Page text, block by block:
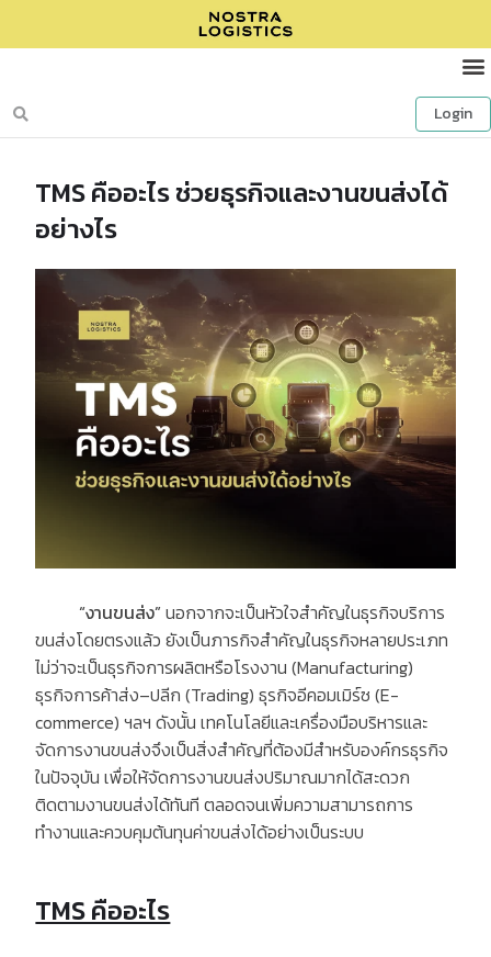
Login
TMS คืออะไร ช่วยธุรกิจและงานขนส่งได้
อย่างไร
“งานขนส่ง”นอกจากจะเป็นหัวใจสำคัญในธุรกิจบริการ
ขนส่งโดยตรงแล้ว ยังเป็นภารกิจสำคัญในธุรกิจหลายประเภท
ไม่ว่าจะเป็นธุรกิจการผลิตหรือโรงงาน (Manufacturing)
ธุรกิจการค้าส่ง–ปลีก (Trading)ธุรกิจอีคอมเมิร์ซ (E-
commerce)ฯลฯ ดังนั้น เทคโนโลยีและเครื่องมือบริหารและ
จัดการงานขนส่งจึงเป็นสิ่งสำคัญที่ต้องมีสำหรับองค์กรธุรกิจ
ในปัจจุบัน เพื่อให้จัดการงานขนส่งปริมาณมากได้สะดวก
ติดตามงานขนส่งได้ทันที ตลอดจนเพิ่มความสามารถการ
ทำงานและควบคุมต้นทุนค่าขนส่งได้อย่างเป็นระบบ
TMS คืออะไร